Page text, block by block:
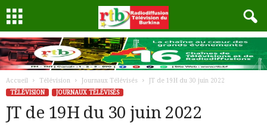
Accueil Télévision Journaux Télévisés
JT de 19H du 30 juin 2022
TÉLÉVISION
JOURNAUX TÉLÉVISÉS
JT de 19H du 30 juin 2022